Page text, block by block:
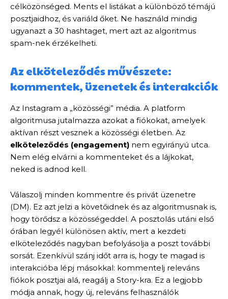
célközönséged. Ments el listákat a különböző témájú
posztjaidhoz, és variáld őket. Ne használd mindig
ugyanazt a 30 hashtaget, mert azt az algoritmus
spam-nek érzékelheti.
Az elköteleződés művészete:
kommentek, üzenetek és interakciók
Az Instagram a „közösségi” média. A platform
algoritmusa jutalmazza azokat a fiókokat, amelyek
aktívan részt vesznek a közösségi életben. Az
elköteleződés (engagement) nem egyirányú utca.
Nem elég elvárni a kommenteket és a lájkokat,
neked is adnod kell.
Válaszolj minden kommentre és privát üzenetre
(DM). Ez azt jelzi a követőidnek és az algoritmusnak is,
hogy törődsz a közösségeddel. A posztolás utáni első
órában legyél különösen aktív, mert a kezdeti
elköteleződés nagyban befolyásolja a poszt további
sorsát. Ezenkívül szánj időt arra is, hogy te magad is
interakcióba lépj másokkal: kommentelj releváns
fiókok posztjai alá, reagálj a Story-kra. Ez a legjobb
módja annak, hogy új, releváns felhasználók